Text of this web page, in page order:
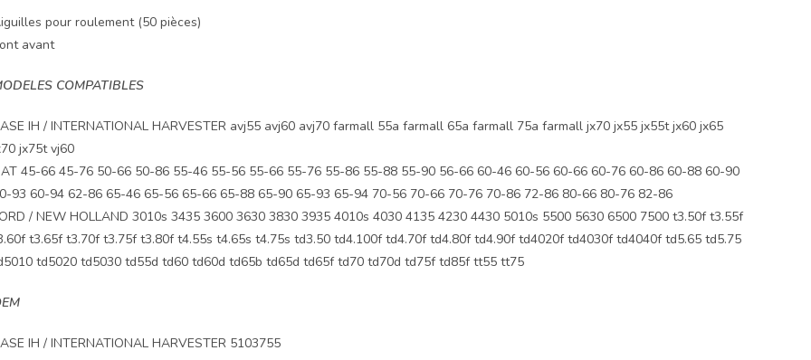
pour roulement (50 pièces)
avant
COMPATIBLES
IH / INTERNATIONAL HARVESTER avj55 avj60 avj70 farmall 55a farmall 65a farmall 75a farmall jx70 jx55 jx55t jx60 jx65
jx75t vj60
45-66 45-76 50-66 50-86 55-46 55-56 55-66 55-76 55-86 55-88 55-90 56-66 60-46 60-56 60-66 60-76 60-86 60-88 60-90
93 60-94 62-86 65-46 65-56 65-66 65-88 65-90 65-93 65-94 70-56 70-66 70-76 70-86 72-86 80-66 80-76 82-86
/ NEW HOLLAND 3010s 3435 3600 3630 3830 3935 4010s 4030 4135 4230 4430 5010s 5500 5630 6500 7500 t3.50f t3.55f
t3.65f t3.70f t3.75f t3.80f t4.55s t4.65s t4.75s td3.50 td4.100f td4.70f td4.80f td4.90f td4020f td4030f td4040f td5.65 td5.75
td5020 td5030 td55d td60 td60d td65b td65d td65f td70 td70d td75f td85f tt55 tt75
IH / INTERNATIONAL HARVESTER 5103755